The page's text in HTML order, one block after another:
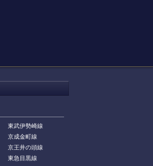
東武伊勢崎線
京成金町線
京王井の頭線
東急目黒線